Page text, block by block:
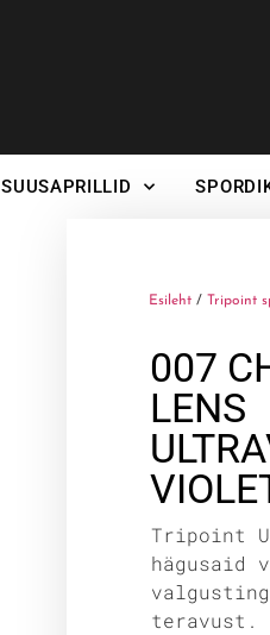
SUUSAPRILLID
Esileht /Tripoint
007
LENS
Tripoint
hägusaid
teravust.